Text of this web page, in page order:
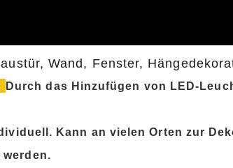
Wand, Fenster,
Durch das Hinzufügen von LED-
Kann an vielen Orten zur